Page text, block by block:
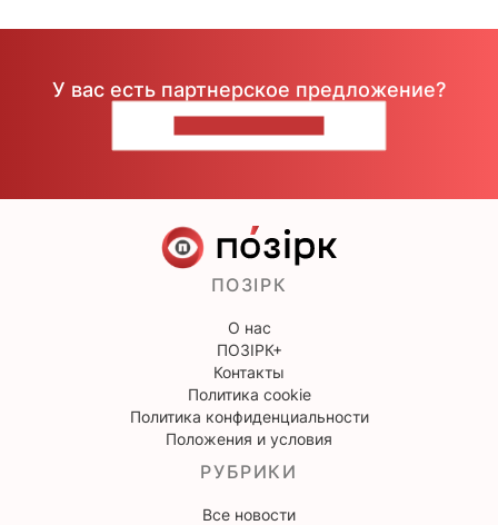
У вас есть партнерское предложение?
ПОЗІРК
О нас
ПОЗІРК+
Контакты
Политика cookie
Политика конфиденциальности
Положения и условия
РУБРИКИ
Все новости